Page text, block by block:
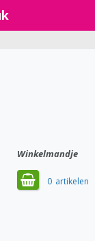
Winkelmandje
0